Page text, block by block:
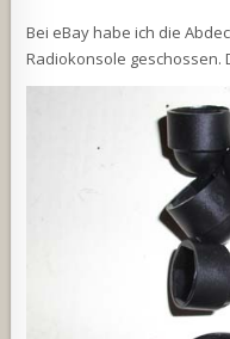
Bei eBay habe ich die
Radiokonsole geschossen.